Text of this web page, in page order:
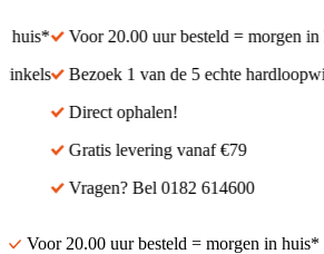
huis*
Voor 20.00 uur besteld = morgen in
Bezoek 1 van de 5 echte
Direct ophalen!
Gratis levering vanaf €79
Vragen? Bel 0182 614600
Voor 20.00 uur besteld = morgen in huis*